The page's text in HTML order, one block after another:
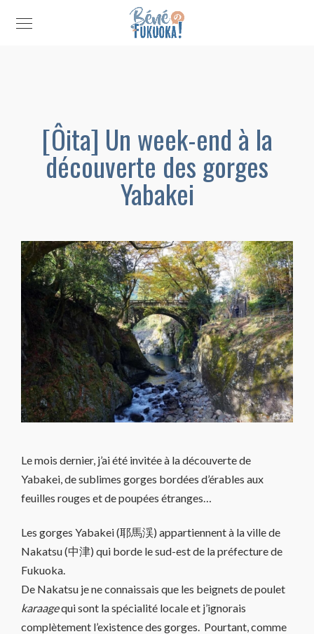
[Ôita] Un week-end à la
découverte des gorges
Yabakei
Le mois dernier, j’ai été invitée à la découverte de
Yabakei, de sublimes gorges bordées d’érables aux
feuilles rouges et de poupées étranges…
Les gorges Yabakei (耶馬渓) appartiennent à la ville de
Nakatsu (中津) qui borde le sud-est de la préfecture de
Fukuoka.
De Nakatsu je ne connaissais que les beignets de poulet
karaagequi sont la spécialité locale et j’ignorais
complètement l’existence des gorges. Pourtant, comme